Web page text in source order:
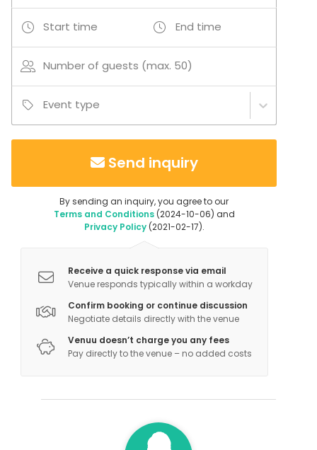
Start time End time
Number of guests (max. 50)
Event type
Send inquiry
By sending an inquiry, you agree to our
Terms and Conditions(2024-10-06) and
Privacy Policy(2021-02-17).
Receive a quick response via email
Venue responds typically within a workday
Confirm booking or continue discussion
Negotiate details directly with the venue
Venuu doesn’t charge you any fees
Pay directly to the venue – no added costs